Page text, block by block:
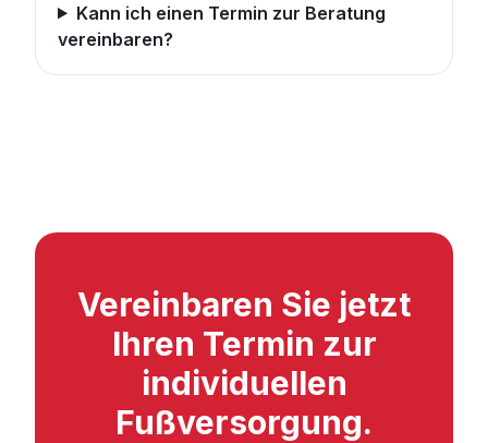
Kann ich einen Termin zur Beratung
vereinbaren?
Vereinbaren Sie jetzt
Ihren Termin zur
individuellen
Fußversorgung.